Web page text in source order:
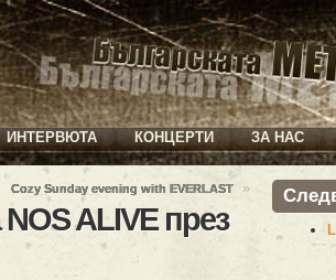
ИНТЕРВЮТА КОНЦЕРТИ ЗА НАС
Cozy Sunday evening with EVERLAST »
ALIVE през